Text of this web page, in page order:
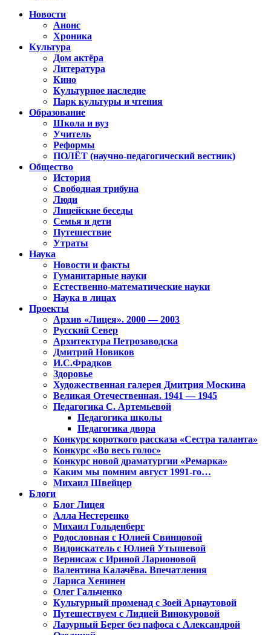
Новости
Анонс
Хроника
Культура
Дом актёра
Литература
Кино
Культурное наследие
Парк культуры и чтения
Образование
Школа и вуз
Учитель
Реформы
ПОЛЁТ (научно-педагогический вестник)
Общество
История
Свободная трибуна
Люди
Лицейские беседы
Семья и дети
Путешествие
Утраты
Наука
Новости и факты
Гуманитарные науки
Естественно-математические науки
Наука в лицах
Проекты
Архив «Лицея». 2000 — 2003
Русский Север
Архитектура Петрозаводска
Дмитрий Новиков
И.С.Фрадков
Здоровье
Художественная галерея Дмитрия Москина
Великая Отечественная. 1941 — 1945
Педагогика С. Артемьевой
Педагогика школы
Педагогика двора
Конкурс короткого рассказа «Сестра таланта»
Конкурс «Во весь голос»
Конкурс новой драматургии «Ремарка»
Каким мы помним август 1991-го…
Михаил Швейцер
Блоги
Блог Лицея
Алла Нестеренко
Михаил Гольденберг
Родословная с Юлией Свинцовой
Видоискатель с Юлией Утышевой
Вернисаж с Ириной Ларионовой
Валентина Калачёва. Впечатления
Лариса Хенинен
Олег Гальченко
Культурный променад с Зоей Арнаутовой
Путешествуем с Лидией Винокуровой
Лазурный Берег без пафоса с Александрой